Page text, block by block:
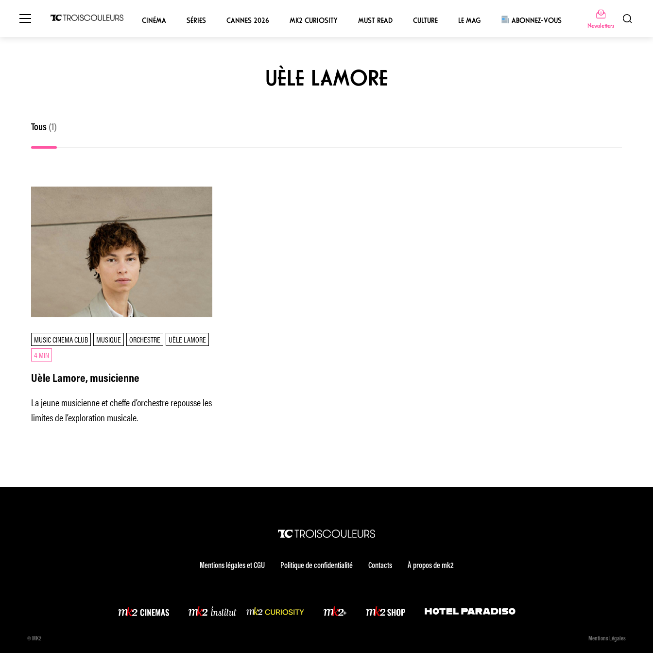
CINÉMA SÉRIES CANNES 2026 MK2 CURIOSITY MUST READ CULTURE LE MAG ABONNEZ-VOUS
Newsletters
UÈLE LAMORE
Tous (1)
MUSIC CINEMA CLUB MUSIQUE ORCHESTRE
UÈLE LAMORE
4 MIN
Uèle Lamore, musicienne
La jeune musicienne et cheffe d’orchestre repousse les
limites de l’exploration musicale.
Mentions légales et CGU Politique de confidentialité Contacts À propos de mk2
© MK2 Mentions Légales